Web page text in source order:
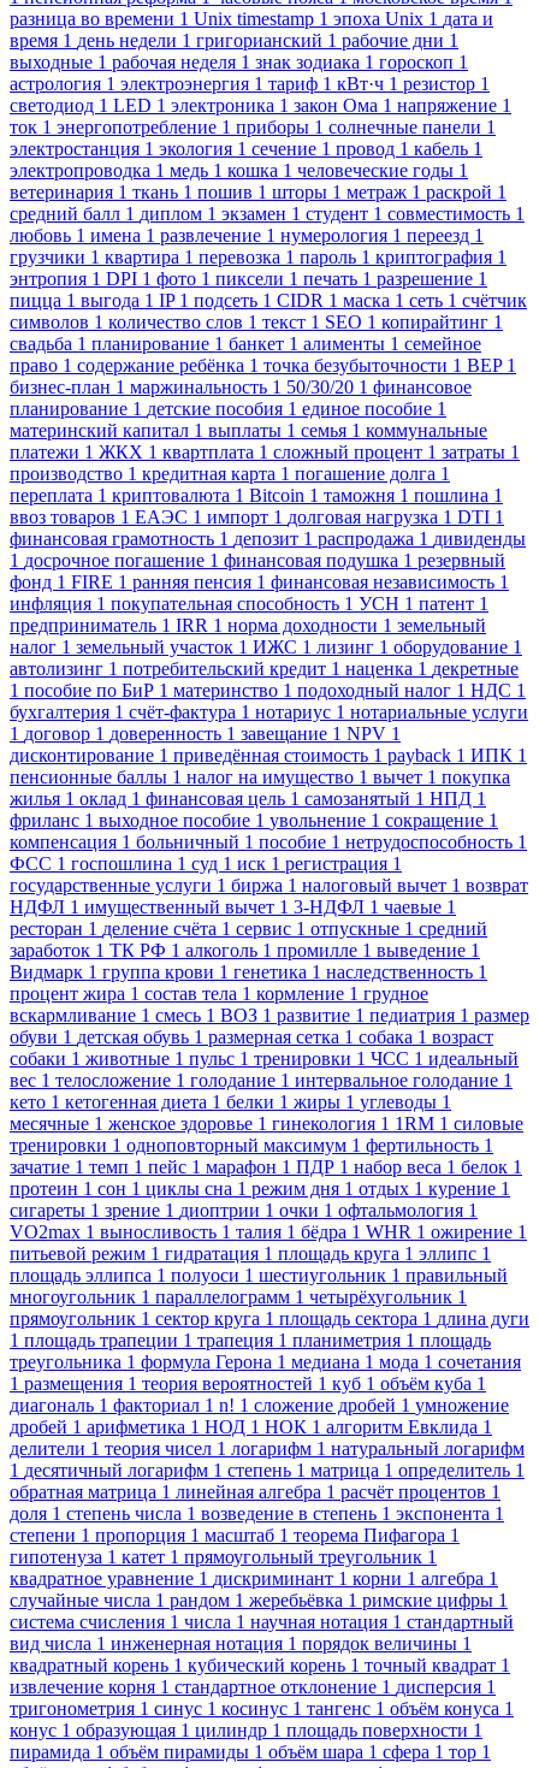
разница во времени 1 Unix timestamp 1 эпоха Unix 1 дата и
время 1 день недели 1 григорианский 1 рабочие дни 1
выходные 1 рабочая неделя 1 знак зодиака 1 гороскоп 1
астрология 1 электроэнергия 1 тариф 1 кВт·ч 1 резистор 1
светодиод 1 LED 1 электроника 1 закон Ома 1 напряжение 1
ток 1 энергопотребление 1 приборы 1 солнечные панели 1
электростанция 1 экология 1 сечение 1 провод 1 кабель 1
электропроводка 1 медь 1 кошка 1 человеческие годы 1
ветеринария 1 ткань 1 пошив 1 шторы 1 метраж 1 раскрой 1
средний балл 1 диплом 1 экзамен 1 студент 1 совместимость 1
любовь 1 имена 1 развлечение 1 нумерология 1 переезд 1
грузчики 1 квартира 1 перевозка 1 пароль 1 криптография 1
энтропия 1 DPI 1 фото 1 пиксели 1 печать 1 разрешение 1
пицца 1 выгода 1 IP 1 подсеть 1 CIDR 1 маска 1 сеть 1 счётчик
символов 1 количество слов 1 текст 1 SEO 1 копирайтинг 1
свадьба 1 планирование 1 банкет 1 алименты 1 семейное
право 1 содержание ребёнка 1 точка безубыточности 1 BEP 1
бизнес-план 1 маржинальность 1 50/30/20 1 финансовое
планирование 1 детские пособия 1 единое пособие 1
материнский капитал 1 выплаты 1 семья 1 коммунальные
платежи 1 ЖКХ 1 квартплата 1 сложный процент 1 затраты 1
производство 1 кредитная карта 1 погашение долга 1
переплата 1 криптовалюта 1 Bitcoin 1 таможня 1 пошлина 1
ввоз товаров 1 ЕАЭС 1 импорт 1 долговая нагрузка 1 DTI 1
финансовая грамотность 1 депозит 1 распродажа 1 дивиденды
1 досрочное погашение 1 финансовая подушка 1 резервный
фонд 1 FIRE 1 ранняя пенсия 1 финансовая независимость 1
инфляция 1 покупательная способность 1 УСН 1 патент 1
предприниматель 1 IRR 1 норма доходности 1 земельный
налог 1 земельный участок 1 ИЖС 1 лизинг 1 оборудование 1
автолизинг 1 потребительский кредит 1 наценка 1 декретные
1 пособие по БиР 1 материнство 1 подоходный налог 1 НДС 1
бухгалтерия 1 счёт-фактура 1 нотариус 1 нотариальные услуги
1 договор 1 доверенность 1 завещание 1 NPV 1
дисконтирование 1 приведённая стоимость 1 payback 1 ИПК 1
пенсионные баллы 1 налог на имущество 1 вычет 1 покупка
жилья 1 оклад 1 финансовая цель 1 самозанятый 1 НПД 1
фриланс 1 выходное пособие 1 увольнение 1 сокращение 1
компенсация 1 больничный 1 пособие 1 нетрудоспособность 1
ФСС 1 госпошлина 1 суд 1 иск 1 регистрация 1
государственные услуги 1 биржа 1 налоговый вычет 1 возврат
НДФЛ 1 имущественный вычет 1 3-НДФЛ 1 чаевые 1
ресторан 1 деление счёта 1 сервис 1 отпускные 1 средний
заработок 1 ТК РФ 1 алкоголь 1 промилле 1 выведение 1
Видмарк 1 группа крови 1 генетика 1 наследственность 1
процент жира 1 состав тела 1 кормление 1 грудное
вскармливание 1 смесь 1 ВОЗ 1 развитие 1 педиатрия 1 размер
обуви 1 детская обувь 1 размерная сетка 1 собака 1 возраст
собаки 1 животные 1 пульс 1 тренировки 1 ЧСС 1 идеальный
вес 1 телосложение 1 голодание 1 интервальное голодание 1
кето 1 кетогенная диета 1 белки 1 жиры 1 углеводы 1
месячные 1 женское здоровье 1 гинекология 1 1RM 1 силовые
тренировки 1 одноповторный максимум 1 фертильность 1
зачатие 1 темп 1 пейс 1 марафон 1 ПДР 1 набор веса 1 белок 1
протеин 1 сон 1 циклы сна 1 режим дня 1 отдых 1 курение 1
сигареты 1 зрение 1 диоптрии 1 очки 1 офтальмология 1
VO2max 1 выносливость 1 талия 1 бёдра 1 WHR 1 ожирение 1
питьевой режим 1 гидратация 1 площадь круга 1 эллипс 1
площадь эллипса 1 полуоси 1 шестиугольник 1 правильный
многоугольник 1 параллелограмм 1 четырёхугольник 1
прямоугольник 1 сектор круга 1 площадь сектора 1 длина дуги
1 площадь трапеции 1 трапеция 1 планиметрия 1 площадь
треугольника 1 формула Герона 1 медиана 1 мода 1 сочетания
1 размещения 1 теория вероятностей 1 куб 1 объём куба 1
диагональ 1 факториал 1 n! 1 сложение дробей 1 умножение
дробей 1 арифметика 1 НОД 1 НОК 1 алгоритм Евклида 1
делители 1 теория чисел 1 логарифм 1 натуральный логарифм
1 десятичный логарифм 1 степень 1 матрица 1 определитель 1
обратная матрица 1 линейная алгебра 1 расчёт процентов 1
доля 1 степень числа 1 возведение в степень 1 экспонента 1
степени 1 пропорция 1 масштаб 1 теорема Пифагора 1
гипотенуза 1 катет 1 прямоугольный треугольник 1
квадратное уравнение 1 дискриминант 1 корни 1 алгебра 1
случайные числа 1 рандом 1 жеребьёвка 1 римские цифры 1
система счисления 1 числа 1 научная нотация 1 стандартный
вид числа 1 инженерная нотация 1 порядок величины 1
квадратный корень 1 кубический корень 1 точный квадрат 1
извлечение корня 1 стандартное отклонение 1 дисперсия 1
тригонометрия 1 синус 1 косинус 1 тангенс 1 объём конуса 1
конус 1 образующая 1 цилиндр 1 площадь поверхности 1
пирамида 1 объём пирамиды 1 объём шара 1 сфера 1 тор 1